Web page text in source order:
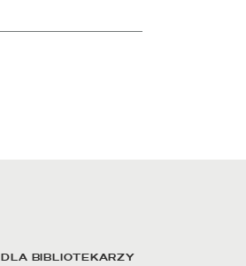
DLA BIBLIOTEKARZY